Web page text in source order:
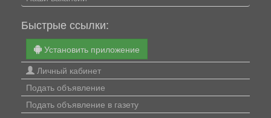
Быстрые ссылки:
Установить приложение
Личный кабинет
Подать объявление
Подать объявление в газету